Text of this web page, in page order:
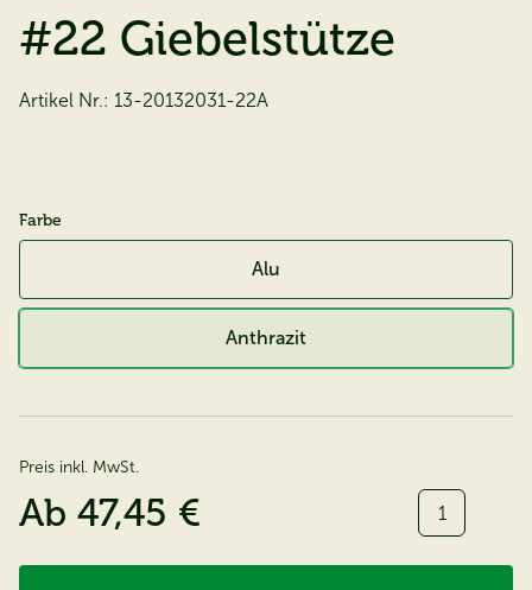
#22 Giebelstütze
Artikel Nr.: 13-20132031-22A
Farbe
Alu
Anthrazit
Preis inkl. MwSt.
Ab 47,45 € Menge: